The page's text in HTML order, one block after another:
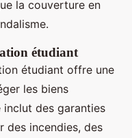
la couverture en
étudiant
étudiant offre une
les biens
inclut des garanties
des incendies, des